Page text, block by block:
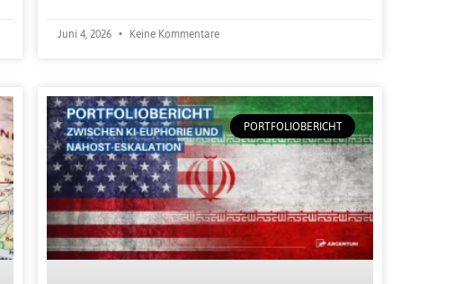
Juni 4, 2026 Keine Kommentare
PORTFOLIOBERICHT